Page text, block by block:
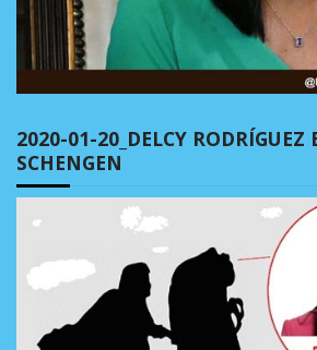
2020-01-20_DELCY RODRÍGUEZ
SCHENGEN